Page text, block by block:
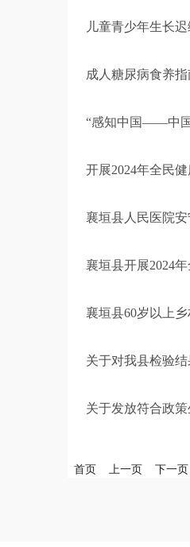
儿童青少年生长
成人糖尿病食养
“感知中国——中
开展2024年全民
襄垣县人民医院
襄垣县开展2024
襄垣县60岁以上
关于对我县检验
关于发放符合政
首页 上一页 下一